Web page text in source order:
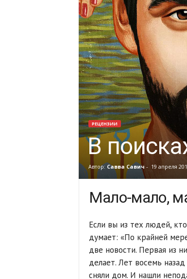
РЕЦЕНЗИИ
В
Автор: Савва Савич - 19 апреля
Мало-мало,
Если вы из тех людей,
думает: «По крайней
две новости. Первая из
делает. Лет восемь
сняли дом. И нашли